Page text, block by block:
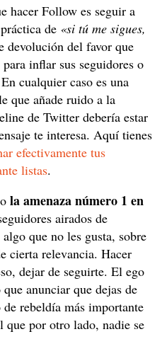
hacer Follow es seguir a
de «si tú me sigues,
devolución del favor que
inflar sus seguidores o
cualquier caso es una
que añade ruido a la
de Twitter debería estar
te interesa. Aquí tienes
efectivamente tus
listas.
la amenaza número 1 en
airados de
que no les gusta, sobre
cierta relevancia. Hacer
dejar de seguirte. El ego
anunciar que dejas de
rebeldía más importante
por otro lado, nadie se